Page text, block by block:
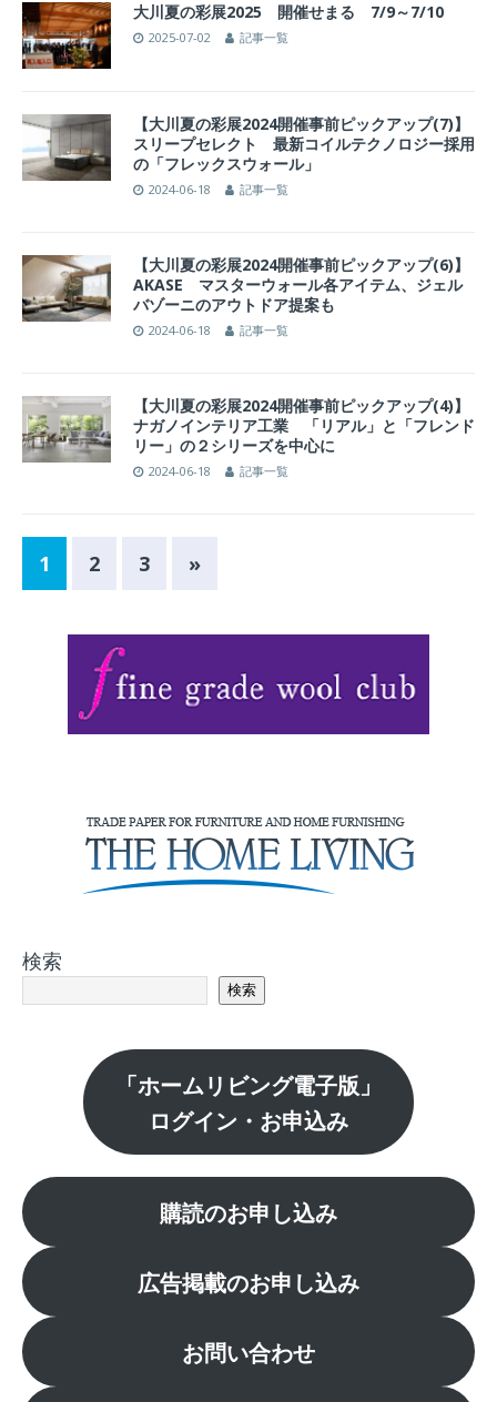
大川夏の彩展2025 開催せまる 7/9～7/10
2025-07-02 記事一覧
【大川夏の彩展2024開催事前ピックアップ(7)】
スリープセレクト 最新コイルテクノロジー採用
の「フレックスウォール」
2024-06-18 記事一覧
【大川夏の彩展2024開催事前ピックアップ(6)】
AKASE マスターウォール各アイテム、ジェル
バゾーニのアウトドア提案も
2024-06-18 記事一覧
【大川夏の彩展2024開催事前ピックアップ(4)】
ナガノインテリア工業 「リアル」と「フレンド
リー」の２シリーズを中心に
2024-06-18 記事一覧
1 2 3 »
検索
検索
「ホームリビング電子版」
ログイン・お申込み
購読のお申し込み
広告掲載のお申し込み
お問い合わせ